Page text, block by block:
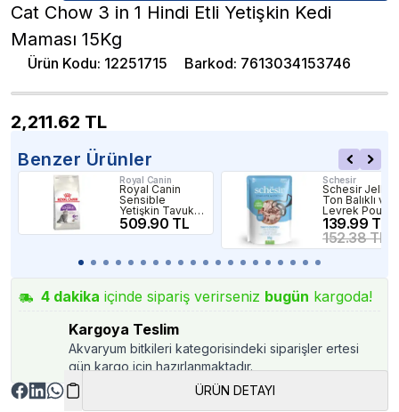
Cat Chow 3 in 1 Hindi Etli Yetişkin Kedi
Maması 15Kg
Ürün Kodu: 12251715 Barkod: 7613034153746
2,211.62 TL
Benzer Ürünler
Royal Canin
Royal Canin
Sensible
Yetişkin Tavuklu
Kedi Maması
Paketten Bölme
509.90 TL
Schesir
Schesir Jelly
Ton Balıklı ve
Levrek Pouch
Kedi Maması
85gr
139.99 TL
152.38 TL
4 dakika içinde sipariş verirseniz bugün kargoda!
Kargoya Teslim
Akvaryum bitkileri kategorisindeki siparişler ertesi
gün kargo için hazırlanmaktadır.
ÜRÜN DETAYI